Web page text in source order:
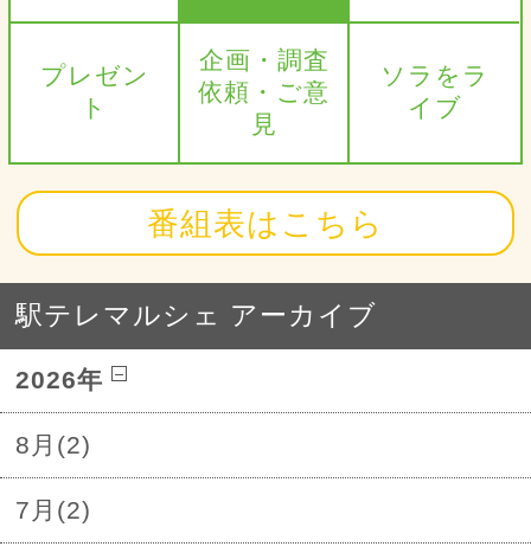
プレゼン
ト
企画・調査
依頼・ご意
見
ソラをラ
イブ
番組表はこちら
駅テレマルシェ アーカイブ
2026年
8月(2)
7月(2)